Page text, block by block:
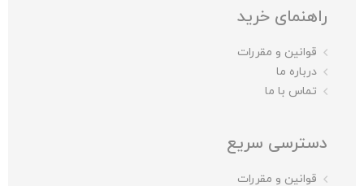
راهنمای خرید
قوانین و مقررات
درباره ما
تماس با ما
دسترسی سریع
قوانین و مقررات